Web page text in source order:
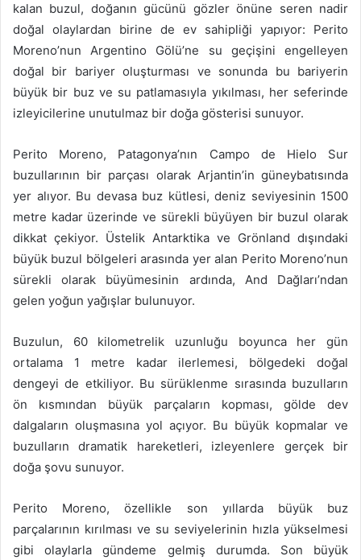
kalan buzul, doğanın gücünü gözler önüne seren nadir
doğal olaylardan birine de ev sahipliği yapıyor: Perito
Moreno’nun Argentino Gölü’ne su geçişini engelleyen
doğal bir bariyer oluşturması ve sonunda bu bariyerin
büyük bir buz ve su patlamasıyla yıkılması, her seferinde
izleyicilerine unutulmaz bir doğa gösterisi sunuyor.
Perito Moreno, Patagonya’nın Campo de Hielo Sur
buzullarının bir parçası olarak Arjantin’in güneybatısında
yer alıyor. Bu devasa buz kütlesi, deniz seviyesinin 1500
metre kadar üzerinde ve sürekli büyüyen bir buzul olarak
dikkat çekiyor. Üstelik Antarktika ve Grönland dışındaki
büyük buzul bölgeleri arasında yer alan Perito Moreno’nun
sürekli olarak büyümesinin ardında, And Dağları’ndan
gelen yoğun yağışlar bulunuyor.
Buzulun, 60 kilometrelik uzunluğu boyunca her gün
ortalama 1 metre kadar ilerlemesi, bölgedeki doğal
dengeyi de etkiliyor. Bu sürüklenme sırasında buzulların
ön kısmından büyük parçaların kopması, gölde dev
dalgaların oluşmasına yol açıyor. Bu büyük kopmalar ve
buzulların dramatik hareketleri, izleyenlere gerçek bir
doğa şovu sunuyor.
Perito Moreno, özellikle son yıllarda büyük buz
parçalarının kırılması ve su seviyelerinin hızla yükselmesi
gibi olaylarla gündeme gelmiş durumda. Son büyük